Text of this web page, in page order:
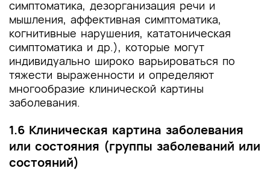
симптоматика, дезорганизация речи и
мышления, аффективная симптоматика,
когнитивные нарушения, кататоническая
симптоматика и др.), которые могут
индивидуально широко варьироваться по
тяжести выраженности и определяют
многообразие клинической картины
заболевания.
1.6 Клиническая картина заболевания
или состояния (группы заболеваний или
состояний)